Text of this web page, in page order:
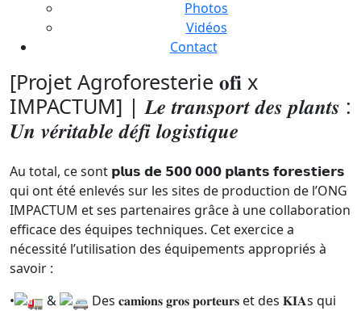
Photos
Vidéos
Contact
[Projet Agroforesterie 𝐨𝐟𝐢 x
IMPACTUM] | 𝑳𝒆 𝒕𝒓𝒂𝒏𝒔𝒑𝒐𝒓𝒕 𝒅𝒆𝒔 𝒑𝒍𝒂𝒏𝒕𝒔 :
𝑼𝒏 𝒗𝒆́𝒓𝒊𝒕𝒂𝒃𝒍𝒆 𝒅𝒆́𝒇𝒊 𝒍𝒐𝒈𝒊𝒔𝒕𝒊𝒒𝒖𝒆
Au total, ce sont 𝗽𝗹𝘂𝘀 𝗱𝗲 𝟱𝟬𝟬 𝟬𝟬𝟬 𝗽𝗹𝗮𝗻𝘁𝘀 𝗳𝗼𝗿𝗲𝘀𝘁𝗶𝗲𝗿𝘀
qui ont été enlevés sur les sites de production de l’ONG
IMPACTUM et ses partenaires grâce à une collaboration
efficace des équipes techniques. Cet exercice a
nécessité l’utilisation des équipements appropriés à
savoir :
•
&
Des 𝐜𝐚𝐦𝐢𝐨𝐧𝐬 𝐠𝐫𝐨𝐬 𝐩𝐨𝐫𝐭𝐞𝐮𝐫𝐬 et des 𝐊𝐈𝐀s qui